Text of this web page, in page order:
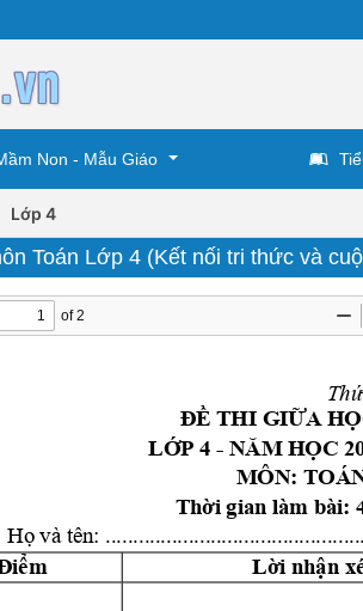
Non - Mẫu Giáo
Lớp 4
Toán Lớp 4 (Kết nối tri thức và